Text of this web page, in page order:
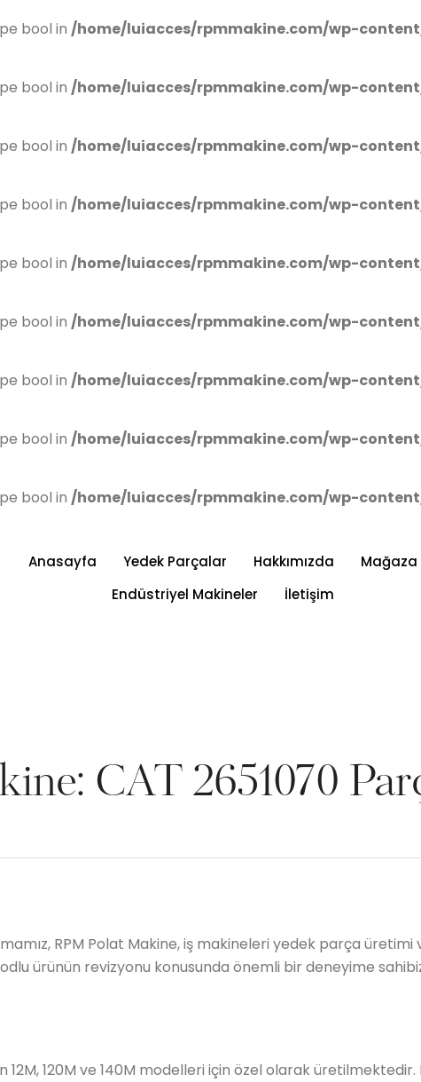
bool in /home/luiacces/rpmmakine.com/wp-
bool in /home/luiacces/rpmmakine.com/wp-
bool in /home/luiacces/rpmmakine.com/wp-
bool in /home/luiacces/rpmmakine.com/wp-
bool in /home/luiacces/rpmmakine.com/wp-
bool in /home/luiacces/rpmmakine.com/wp-
bool in /home/luiacces/rpmmakine.com/wp-
bool in /home/luiacces/rpmmakine.com/wp-
bool in /home/luiacces/rpmmakine.com/wp-
Anasayfa Yedek Parçalar Hakkımızda
Mağaza
Endüstriyel Makineler
İletişim
CAT 2651070
RPM Polat Makine, iş makineleri yedek parça
ürünün revizyonu konusunda önemli bir deneyime
12M, 120M ve 140M modelleri için özel olarak